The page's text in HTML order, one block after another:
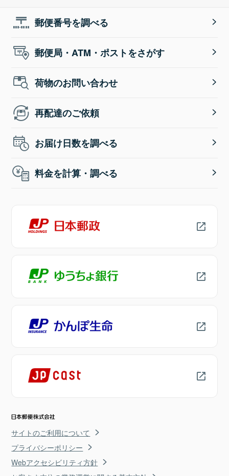
郵便番号を調べる
郵便局・ATM・ポストをさがす
荷物のお問い合わせ
再配達のご依頼
お届け日数を調べる
料金を計算・調べる
サイトのご利用について
プライバシーポリシー
Webアクセシビリティ方針